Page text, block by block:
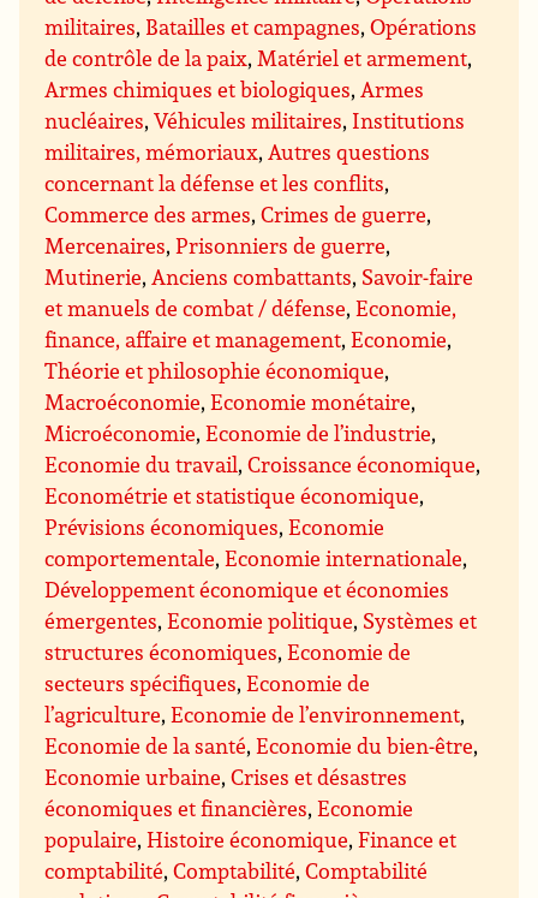
militaires, Batailles et campagnes,Opérations
de contrôle de la paix,Matériel et armement,
Armes chimiques et biologiques,Armes
nucléaires,Véhicules militaires, Institutions
militaires, mémoriaux,Autres questions
concernant la défense et les conflits,
Commerce des armes,Crimes de guerre,
Mercenaires,Prisonniers de guerre,
Mutinerie,Anciens combattants, Savoir-faire
et manuels de combat / défense,Economie,
finance, affaire et management,Economie,
Théorie et philosophie économique,
Macroéconomie,Economie monétaire,
Microéconomie,Economie de l’industrie,
Economie du travail,Croissance économique,
Econométrie et statistique économique,
Prévisions économiques,Economie
comportementale,Economie internationale,
Développement économique et économies
émergentes,Economie politique, Systèmes et
structures économiques,Economie de
secteurs spécifiques,Economie de
l’agriculture,Economie de l’environnement,
Economie de la santé,Economie du bien-être,
Economie urbaine,Crises et désastres
économiques et financières,Economie
populaire,Histoire économique,Finance et
comptabilité,Comptabilité,Comptabilité